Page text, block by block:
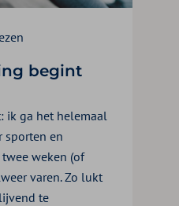
begint
ik ga het helemaal
sporten en
weken (of
varen. Zo lukt
te